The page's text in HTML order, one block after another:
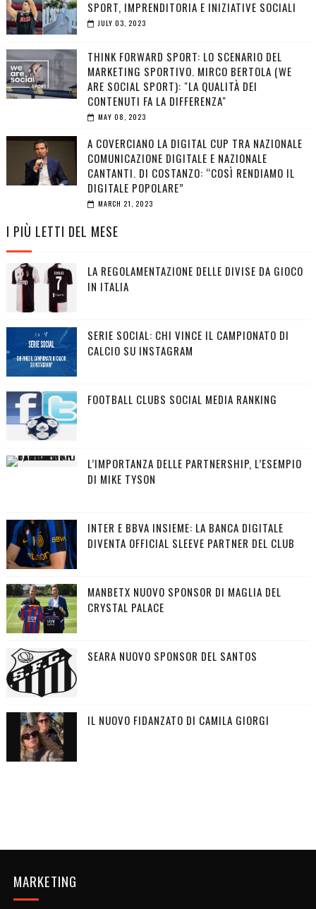
SPORT, IMPRENDITORIA E INIZIATIVE SOCIALI
JULY 03, 2023
THINK FORWARD SPORT: LO SCENARIO DEL
MARKETING SPORTIVO. MIRCO BERTOLA (WE
ARE SOCIAL SPORT): "LA QUALITÀ DEI
CONTENUTI FA LA DIFFERENZA"
MAY 08, 2023
A COVERCIANO LA DIGITAL CUP TRA NAZIONALE
COMUNICAZIONE DIGITALE E NAZIONALE
CANTANTI. DI COSTANZO: “COSÌ RENDIAMO IL
DIGITALE POPOLARE”
MARCH 21, 2023
I PIÙ LETTI DEL MESE
LA REGOLAMENTAZIONE DELLE DIVISE DA GIOCO
IN ITALIA
SERIE SOCIAL: CHI VINCE IL CAMPIONATO DI
CALCIO SU INSTAGRAM
FOOTBALL CLUBS SOCIAL MEDIA RANKING
L’IMPORTANZA DELLE PARTNERSHIP, L’ESEMPIO
DI MIKE TYSON
INTER E BBVA INSIEME: LA BANCA DIGITALE
DIVENTA OFFICIAL SLEEVE PARTNER DEL CLUB
MANBETX NUOVO SPONSOR DI MAGLIA DEL
CRYSTAL PALACE
SEARA NUOVO SPONSOR DEL SANTOS
IL NUOVO FIDANZATO DI CAMILA GIORGI
MARKETING